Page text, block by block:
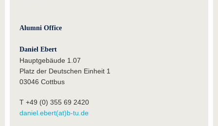
Alumni Office
Daniel Ebert
Hauptgebäude 1.07
Platz der Deutschen Einheit 1
03046 Cottbus
T +49 (0) 355 69 2420
daniel.ebert(at)b-tu.de